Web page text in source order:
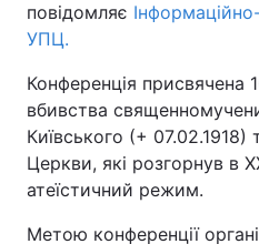
повідомляє
УПЦ.
Конференція присвячена
вбивства
Київського (+ 07.02.1918)
Церкви, які розгорнув в
атеїстичний режим.
Метою конференції